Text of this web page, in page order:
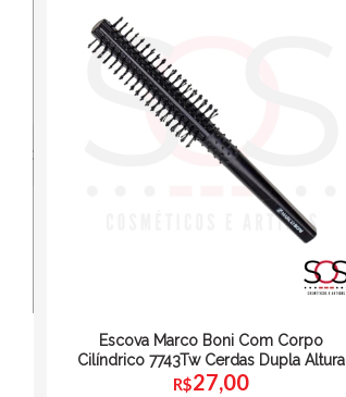
Escova Marco Boni Com Corpo
Cilíndrico 7743Tw Cerdas Dupla Altura
Cores Sortidas
R$27,00